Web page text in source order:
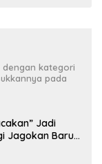
kategori
pada
Jadi
Jagokan Baru